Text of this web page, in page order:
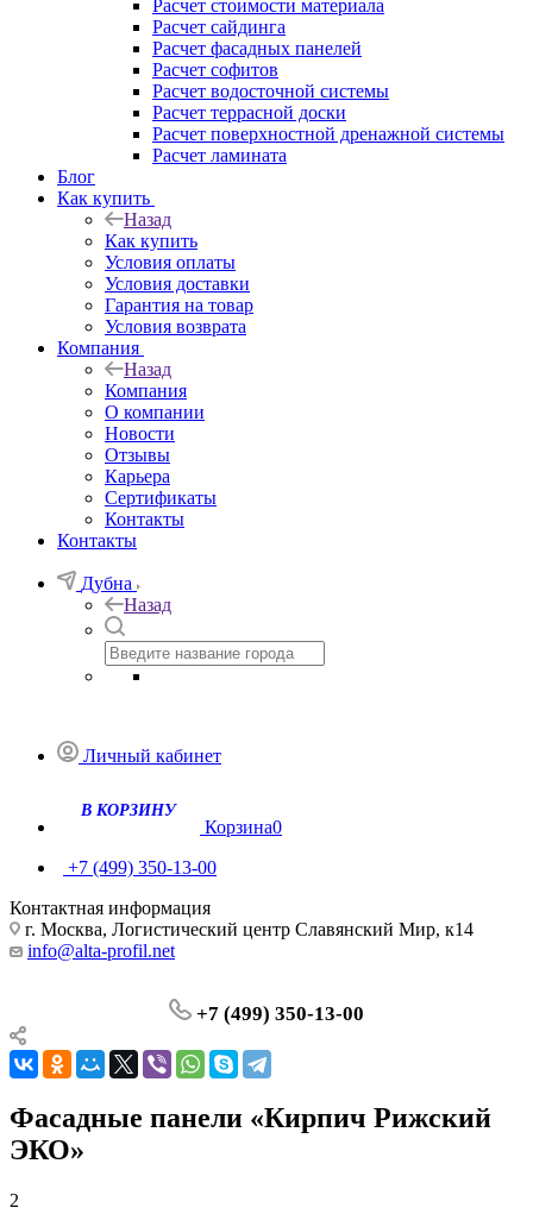
Расчет стоимости материала
Расчет сайдинга
Расчет фасадных панелей
Расчет софитов
Расчет водосточной системы
Расчет террасной доски
Расчет поверхностной дренажной системы
Расчет ламината
Блог
Как купить
Назад
Как купить
Условия оплаты
Условия доставки
Гарантия на товар
Условия возврата
Компания
Назад
Компания
О компании
Новости
Отзывы
Карьера
Сертификаты
Контакты
Контакты
Дубна
Назад
Личный кабинет
Корзина0
+7 (499) 350-13-00
Контактная информация
г. Москва, Логистический центр Славянский Мир, к14
info@alta-profil.net
+7 (499) 350-13-00
Фасадные панели «Кирпич Рижский
ЭКО»
2